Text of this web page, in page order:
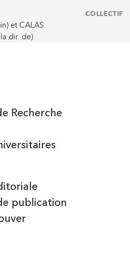
et CALAS
dir. de)
COLLECTIF
Recherche
publication